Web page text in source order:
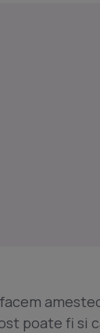
poate fi si